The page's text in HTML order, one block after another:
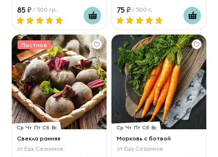
85 / 500 гр. 75 / 500 г.
Постное
Ср Чт Пт Сб Вс
Свекла ранняя
от Ешь Сезонное
Ср Чт Пт Сб Вс
Морковь с ботвой
от Ешь Сезонное